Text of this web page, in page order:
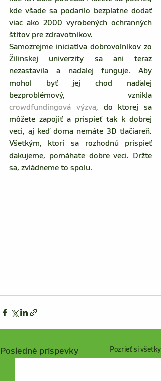
kde všade sa podarilo bezplatne dodať
viac ako 2000 vyrobených ochranných
štítov pre zdravotníkov.
Samozrejme iniciatíva dobrovoľníkov zo
Žilinskej univerzity sa ani teraz
nezastavila a naďalej funguje. Aby
mohol byť jej chod naďalej
crowdfundingová výzva, do ktorej sa
môžete zapojiť a prispieť tak k dobrej
veci, aj keď doma nemáte 3D tlačiareň.
Všetkým, ktorí sa rozhodnú prispieť
ďakujeme, pomáhate dobre veci. Držte
sa, zvládneme to spolu.
Posledné príspevky Pozrieť si všetky